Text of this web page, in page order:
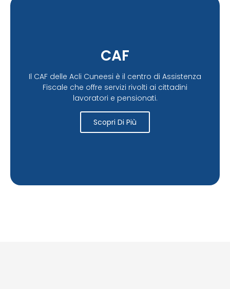
CAF
Il CAF delle Acli Cuneesi è il centro di Assistenza
Fiscale che offre servizi rivolti ai cittadini
lavoratori e pensionati.
Scopri Di Più